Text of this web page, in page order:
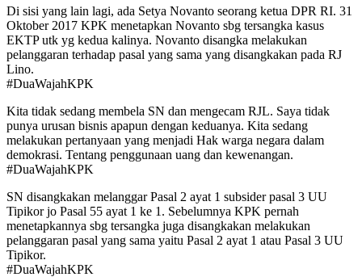
Di sisi yang lain lagi, ada Setya Novanto seorang ketua DPR RI. 31
Oktober 2017 KPK menetapkan Novanto sbg tersangka kasus
EKTP utk yg kedua kalinya. Novanto disangka melakukan
pelanggaran terhadap pasal yang sama yang disangkakan pada RJ
Lino.
#DuaWajahKPK
Kita tidak sedang membela SN dan mengecam RJL. Saya tidak
punya urusan bisnis apapun dengan keduanya. Kita sedang
melakukan pertanyaan yang menjadi Hak warga negara dalam
demokrasi. Tentang penggunaan uang dan kewenangan.
#DuaWajahKPK
SN disangkakan melanggar Pasal 2 ayat 1 subsider pasal 3 UU
Tipikor jo Pasal 55 ayat 1 ke 1. Sebelumnya KPK pernah
menetapkannya sbg tersangka juga disangkakan melakukan
pelanggaran pasal yang sama yaitu Pasal 2 ayat 1 atau Pasal 3 UU
Tipikor.
#DuaWajahKPK